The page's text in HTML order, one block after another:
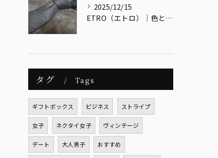
2025/12/15
ETRO（エトロ）｜色と文化をまとう、大人のためのイタリアンエレガンス
タグ Tags
ギフトボックス ビジネス ストライプ
女子 ネクタイ女子 ヴィンテージ
デート 大人男子 おすすめ